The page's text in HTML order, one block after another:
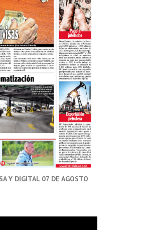
Y DIGITAL 07 DE AGOSTO